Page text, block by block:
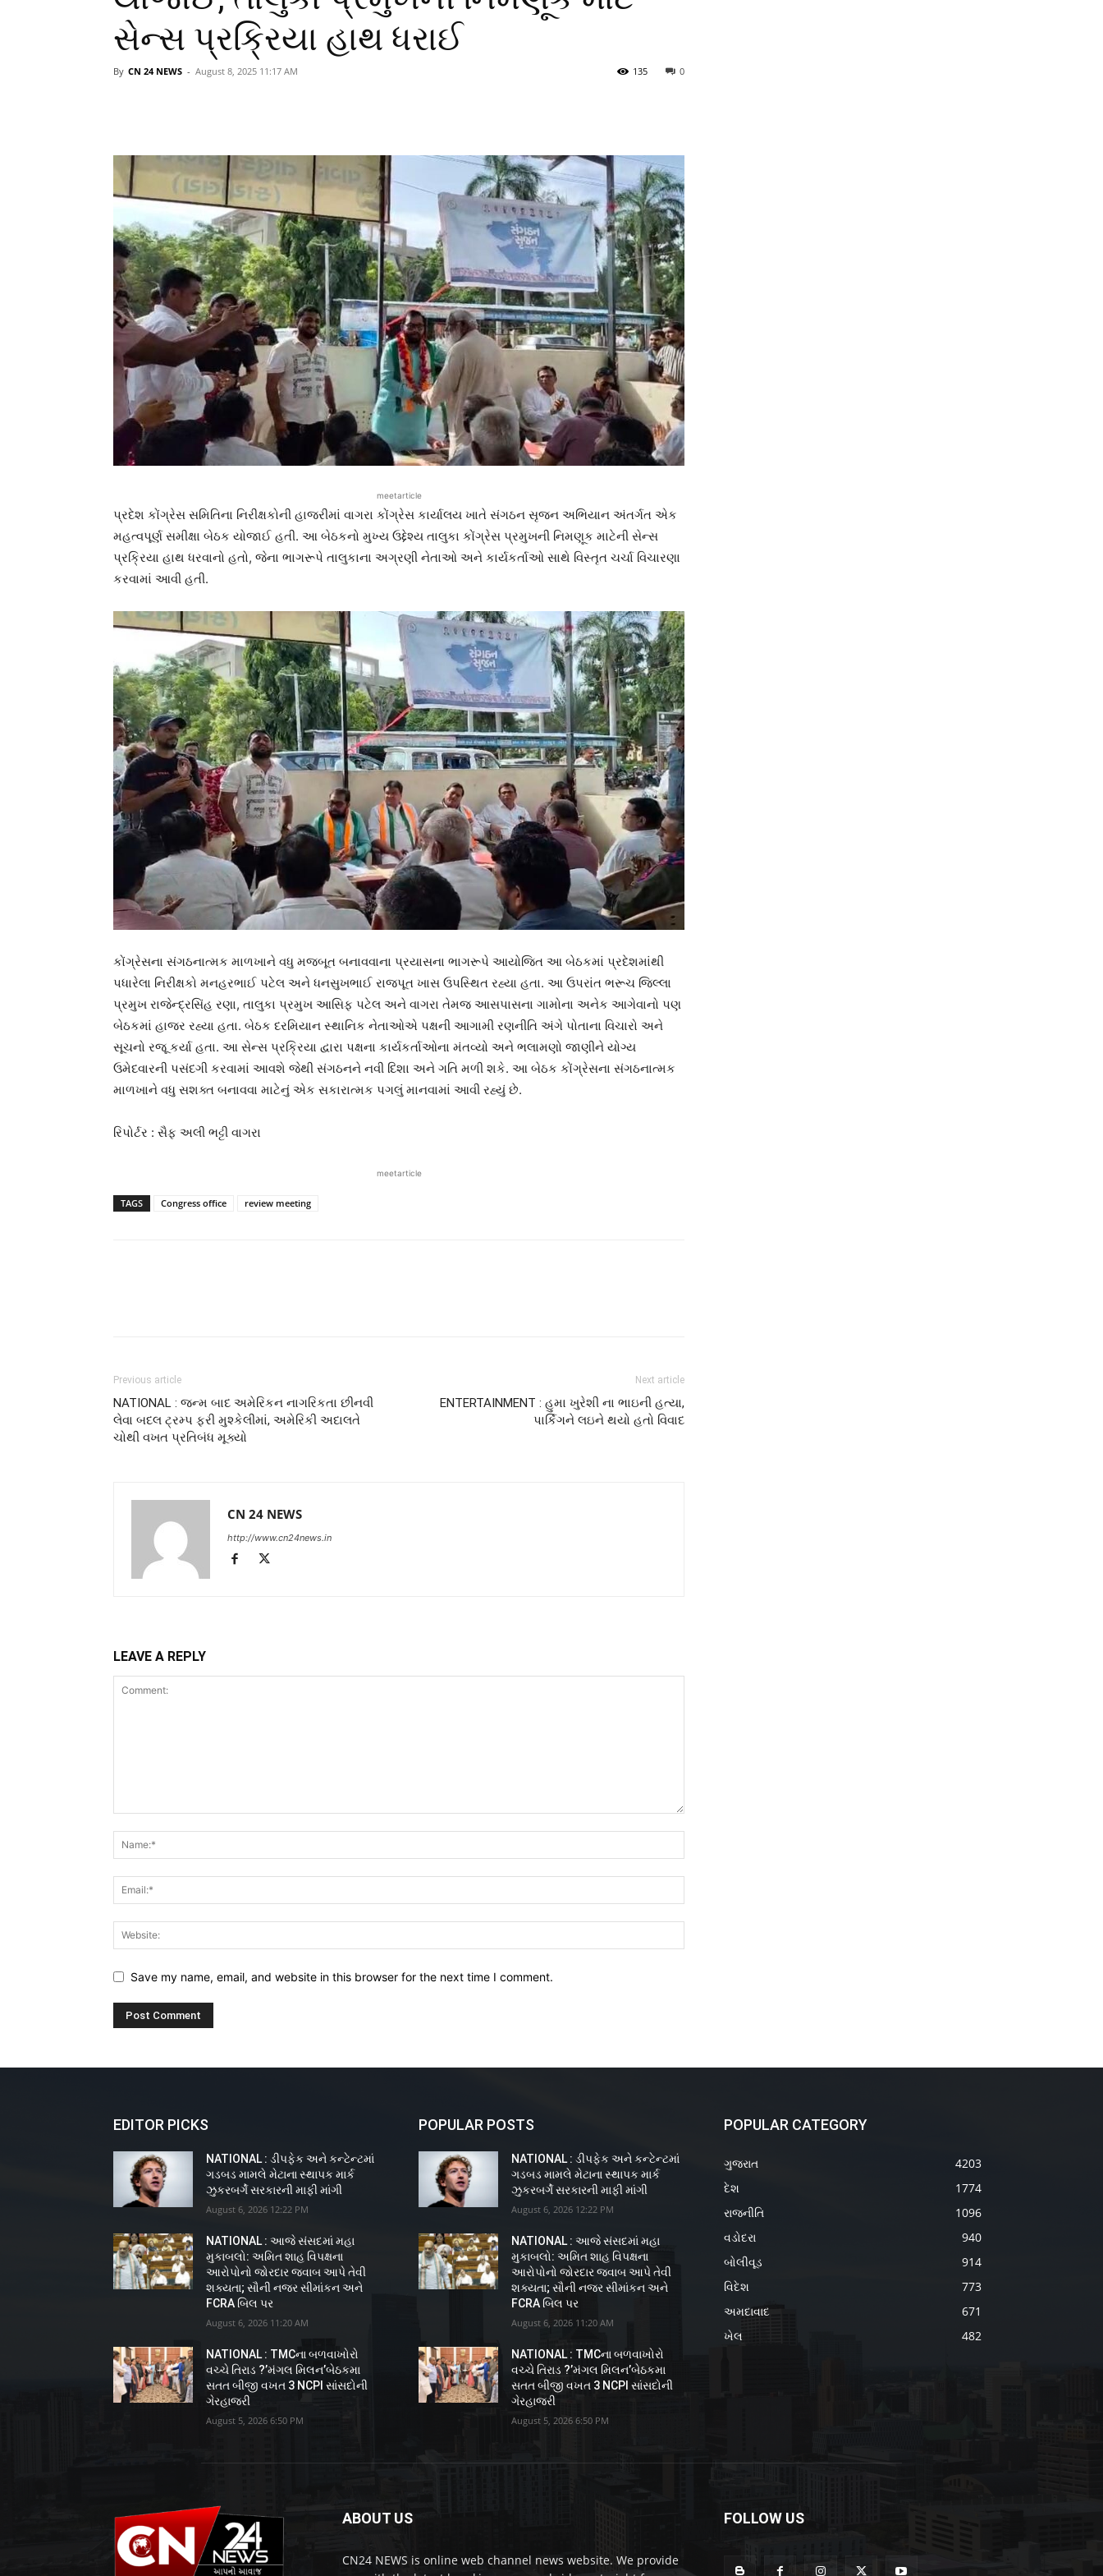
સેન્સ પ્રક્રિયા હાથ ધરાઈ
By CN 24 NEWS - August 8, 2025 11:17 AM 0
135
meetarticle
પ્રદેશ કોંગ્રેસ સમિતિના નિરીક્ષકોની હાજરીમાં વાગરા કોંગ્રેસ કાર્યાલય ખાતે સંગઠન સૃજન અભિયાન અંતર્ગત એક
મહત્વપૂર્ણ સમીક્ષા બેઠક યોજાઈ હતી. આ બેઠકનો મુખ્ય ઉદ્દેશ્ય તાલુકા કોંગ્રેસ પ્રમુખની નિમણૂક માટેની સેન્સ
પ્રક્રિયા હાથ ધરવાનો હતો, જેના ભાગરૂપે તાલુકાના અગ્રણી નેતાઓ અને કાર્યકર્તાઓ સાથે વિસ્તૃત ચર્ચા વિચારણા
કરવામાં આવી હતી.
કોંગ્રેસના સંગઠનાત્મક માળખાને વધુ મજબૂત બનાવવાના પ્રયાસના ભાગરૂપે આયોજિત આ બેઠકમાં પ્રદેશમાંથી
પધારેલા નિરીક્ષકો મનહરભાઈ પટેલ અને ધનસુખભાઈ રાજપૂત ખાસ ઉપસ્થિત રહ્યા હતા. આ ઉપરાંત ભરૂચ જિલ્લા
પ્રમુખ રાજેન્દ્રસિંહ રણા, તાલુકા પ્રમુખ આસિફ પટેલ અને વાગરા તેમજ આસપાસના ગામોના અનેક આગેવાનો પણ
બેઠકમાં હાજર રહ્યા હતા. બેઠક દરમિયાન સ્થાનિક નેતાઓએ પક્ષની આગામી રણનીતિ અંગે પોતાના વિચારો અને
સૂચનો રજૂ કર્યા હતા. આ સેન્સ પ્રક્રિયા દ્વારા પક્ષના કાર્યકર્તાઓના મંતવ્યો અને ભલામણો જાણીને યોગ્ય
ઉમેદવારની પસંદગી કરવામાં આવશે જેથી સંગઠનને નવી દિશા અને ગતિ મળી શકે. આ બેઠક કોંગ્રેસના સંગઠનાત્મક
માળખાને વધુ સશક્ત બનાવવા માટેનું એક સકારાત્મક પગલું માનવામાં આવી રહ્યું છે.
રિપોર્ટર : સૈફ અલી ભટ્ટી વાગરા
meetarticle
TAGS Congress office review meeting
Previous article
NATIONAL : જન્મ બાદ અમેરિકન નાગરિકતા છીનવી
લેવા બદલ ટ્રમ્પ ફરી મુશ્કેલીમાં, અમેરિકી અદાલતે
ચોથી વખત પ્રતિબંધ મૂક્યો
Next article
ENTERTAINMENT : હુમા ખુરેશી ના ભાઇની હત્યા,
પાર્કિગને લઇને થયો હતો વિવાદ
CN 24 NEWS
http://www.cn24news.in
LEAVE A REPLY
Save my name, email, and website in this browser for the next time I comment.
EDITOR PICKS
NATIONAL : ડીપફેક અને કન્ટેન્ટમાં
ગડબડ મામલે મેટાના સ્થાપક માર્ક
ઝુકરબર્ગે સરકારની માફી માંગી
August 6, 2026 12:22 PM
NATIONAL : આજે સંસદમાં મહા
મુકાબલો: અમિત શાહ વિપક્ષના
આરોપોનો જોરદાર જવાબ આપે તેવી
શક્યતા; સૌની નજર સીમાંકન અને
FCRA બિલ પર
August 6, 2026 11:20 AM
NATIONAL : TMCના બળવાખોરો
વચ્ચે તિરાડ ?’મંગલ મિલન’બેઠકમા
સતત બીજી વખત 3 NCPI સાંસદોની
ગેરહાજરી
August 5, 2026 6:50 PM
POPULAR POSTS
NATIONAL : ડીપફેક અને કન્ટેન્ટમાં
ગડબડ મામલે મેટાના સ્થાપક માર્ક
ઝુકરબર્ગે સરકારની માફી માંગી
August 6, 2026 12:22 PM
NATIONAL : આજે સંસદમાં મહા
મુકાબલો: અમિત શાહ વિપક્ષના
આરોપોનો જોરદાર જવાબ આપે તેવી
શક્યતા; સૌની નજર સીમાંકન અને
FCRA બિલ પર
August 6, 2026 11:20 AM
NATIONAL : TMCના બળવાખોરો
વચ્ચે તિરાડ ?’મંગલ મિલન’બેઠકમા
સતત બીજી વખત 3 NCPI સાંસદોની
ગેરહાજરી
August 5, 2026 6:50 PM
POPULAR CATEGORY
ગુજરાત
4203
દેશ
1774
રાજનીતિ
1096
વડોદરા
940
બોલીવૂડ
914
વિદેશ
773
અમદાવાદ
671
ખેલ
482
ABOUT US
CN24 NEWS is online web channel news website. We provide
FOLLOW US